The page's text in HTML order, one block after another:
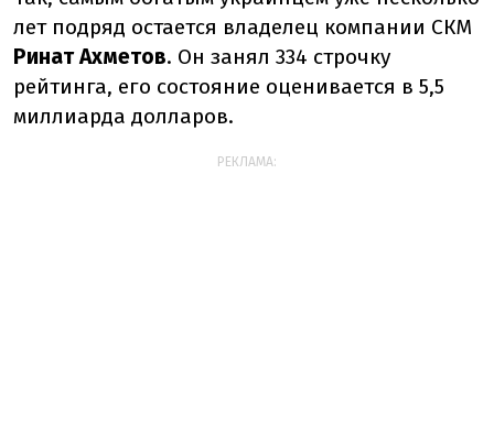
лет подряд остается владелец компании СКМ
Ринат Ахметов. Он занял 334 строчку
рейтинга, его состояние оценивается в 5,5
миллиарда долларов.
РЕКЛАМА: